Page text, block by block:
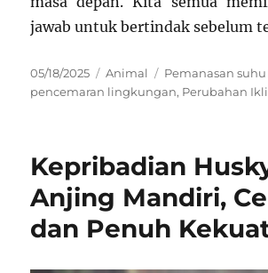
jawab untuk bertindak sebelum
Posted
on
05/18/2025 Categories
Animal Tags
Pemanasan
pencemaran lingkungan, Perubahan
Kepribadian
Anjing Mandiri,
dan Penuh